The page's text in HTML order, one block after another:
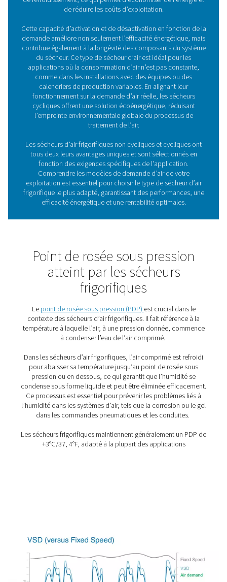
Comment fonctionne un
d'air frigorifique ?
Voici comment ils fonctionnent : les sécheurs
chaleur air-air, puis, par la suite, dans l’échangeur de
réfrigérant. Lorsque la température baisse, l’humidité
condense et peut ensuite être évacuée de l’air
Cet air est ensuite réchauffé à environ la température
dans l’échangeur de chaleur air-air. Cela abaisse le
pression du débit sortant et empêche la formation de
condensation à l’extérieur du système de tuyauterie. Cet
échange thermique entre l’air comprimé entrant et
ainsi également la puissance de refroidissement
circuit de frigorigène en abaissant la température de l’air
comprimé entrant.
En tant que technologie de séchage la plus populaire
comprimé, les applications des sécheurs frigorifiques
presque infinies.
cycliques ou non
Sécheurs d’air frigorifiques non cycliques
Les sécheurs d’air par réfrigération non cycliques